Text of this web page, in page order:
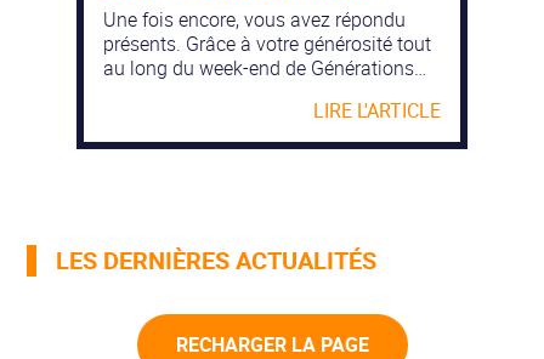
Une fois encore, vous avez répondu
présents. Grâce à votre générosité tout
au long du week-end de Générations
000 € ont été récoltés au profit de nos
actions caritatives. Cette somme est
LIRE L'ARTICLE
LES DERNIÈRES ACTUALITÉS
RECHARGER LA PAGE